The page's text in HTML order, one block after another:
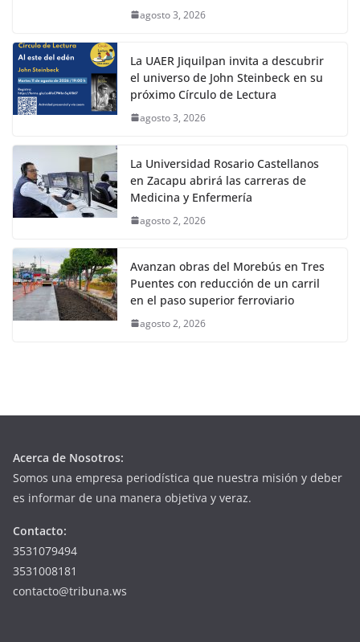
agosto 3, 2026
La UAER Jiquilpan invita a descubrir
el universo de John Steinbeck en su
próximo Círculo de Lectura
agosto 3, 2026
La Universidad Rosario Castellanos
en Zacapu abrirá las carreras de
Medicina y Enfermería
agosto 2, 2026
Avanzan obras del Morebús en Tres
Puentes con reducción de un carril
en el paso superior ferroviario
agosto 2, 2026
Acerca de Nosotros:
Somos una empresa periodística que nuestra misión y deber
es informar de una manera objetiva y veraz.
Contacto:
3531079494
3531008181
contacto@tribuna.ws